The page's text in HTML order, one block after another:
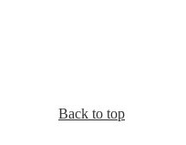
Back to top